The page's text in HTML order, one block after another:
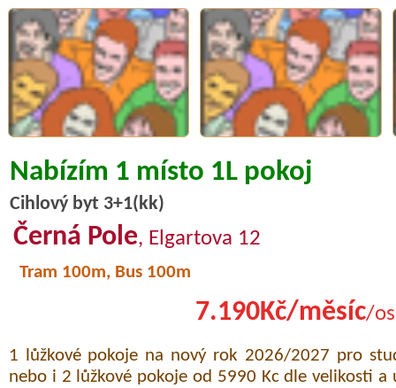
Nabízím 1 místo 1L pokoj
Cihlový byt 3+1(kk)
Černá Pole, Elgartova 12
Tram 100m, Bus 100m
7.190Kč/měsíc/
1 lůžkové pokoje na nový rok 2026/2027 pro
nebo i 2 lůžkové pokoje od 5990 Kc dle velikosti a